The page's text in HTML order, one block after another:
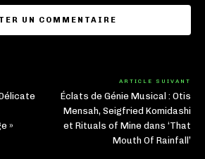
»
ARTICLE SUIVANT
Éclats de Génie Musical : Otis
Mensah, Seigfried Komidashi
et Rituals of Mine dans ‘That
Mouth Of Rainfall’